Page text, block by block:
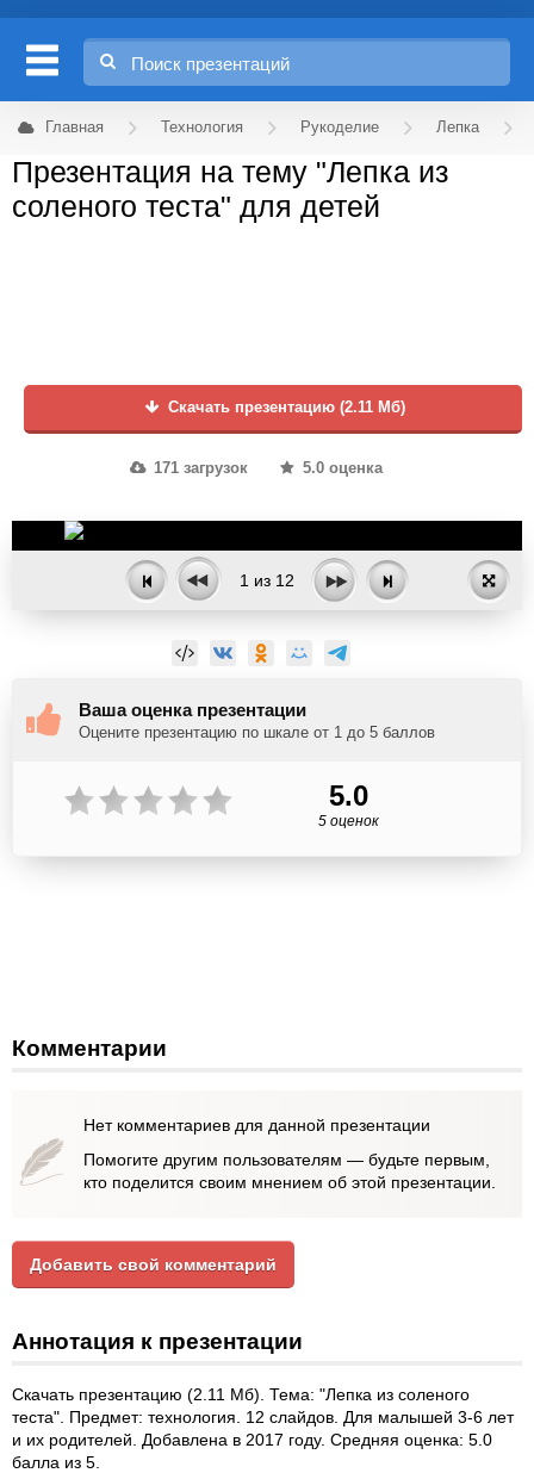
Главная Технология Рукоделие Лепка
Презентация на тему "Лепка из
соленого теста" для детей
Скачать презентацию (2.11 Мб)
171 загрузок 5.0 оценка
1 из 12
Ваша оценка презентации
Оцените презентацию по шкале от 1 до 5 баллов
5.0
5 оценок
Комментарии
Нет комментариев для данной презентации
Помогите другим пользователям — будьте первым,
кто поделится своим мнением об этой презентации.
Добавить свой комментарий
Аннотация к презентации
Скачать презентацию (2.11 Мб). Тема: "Лепка из соленого
теста". Предмет: технология. 12 слайдов. Для малышей 3-6 лет
и их родителей. Добавлена в 2017 году. Средняя оценка: 5.0
балла из 5.